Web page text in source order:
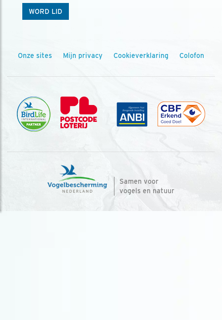
WORD LID
Onze sites Mijn privacy Cookieverklaring Colofon
Samen voor
vogels en natuur